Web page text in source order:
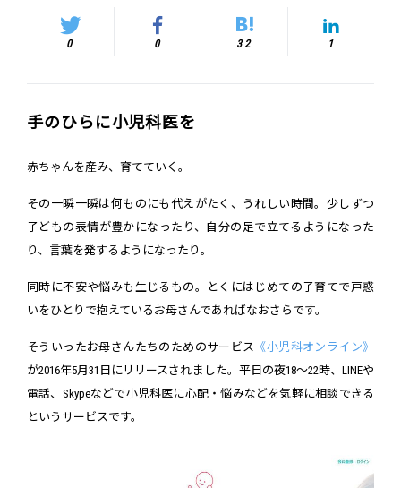
0 0 32 1
手のひらに小児科医を
赤ちゃんを産み、育てていく。
その一瞬一瞬は何ものにも代えがたく、うれしい時間。少しずつ
子どもの表情が豊かになったり、自分の足で立てるようになった
り、言葉を発するようになったり。
同時に不安や悩みも生じるもの。とくにはじめての子育てで戸惑
いをひとりで抱えているお母さんであればなおさらです。
そういったお母さんたちのためのサービス 《小児科オンライン》
が2016年5月31日にリリースされました。平日の夜18～22時、LINEや
電話、Skypeなどで小児科医に心配・悩みなどを気軽に相談できる
というサービスです。